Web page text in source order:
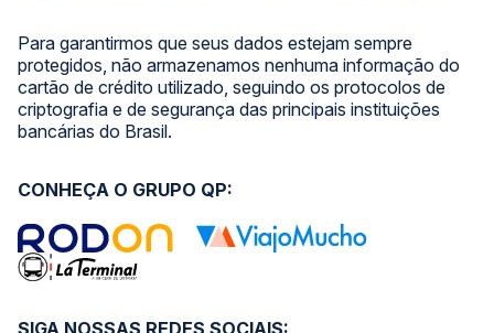
Para garantirmos que seus dados estejam sempre
protegidos, não armazenamos nenhuma informação do
cartão de crédito utilizado, seguindo os protocolos de
criptografia e de segurança das principais instituições
bancárias do Brasil.
SIGA NOSSAS REDES SOCIAIS:
CONHEÇA O GRUPO QP: